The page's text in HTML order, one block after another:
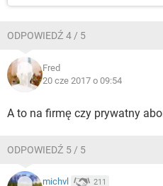
ODPOWIEDŹ 4 / 5
Fred
20 cze 2017 o 09:54
A to na firmę czy prywatny
ODPOWIEDŹ 5 / 5
michvl 211